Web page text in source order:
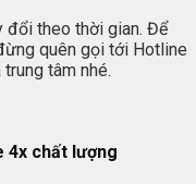
đổi theo thời gian. Để
quên gọi tới Hotline
tâm nhé.
4x chất lượng